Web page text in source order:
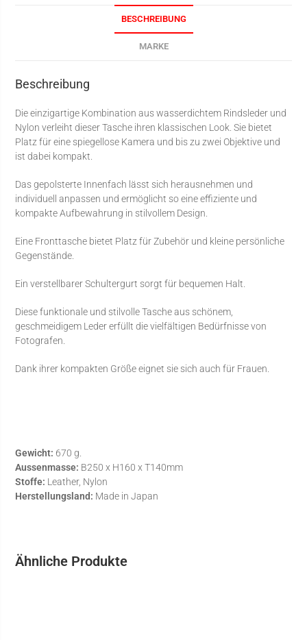
BESCHREIBUNG
MARKE
Beschreibung
Die einzigartige Kombination aus wasserdichtem Rindsleder und
Nylon verleiht dieser Tasche ihren klassischen Look. Sie bietet
Platz für eine spiegellose Kamera und bis zu zwei Objektive und
ist dabei kompakt.
Das gepolsterte Innenfach lässt sich herausnehmen und
individuell anpassen und ermöglicht so eine effiziente und
kompakte Aufbewahrung in stilvollem Design.
Eine Fronttasche bietet Platz für Zubehör und kleine persönliche
Gegenstände.
Ein verstellbarer Schultergurt sorgt für bequemen Halt.
Diese funktionale und stilvolle Tasche aus schönem,
geschmeidigem Leder erfüllt die vielfältigen Bedürfnisse von
Fotografen.
Dank ihrer kompakten Größe eignet sie sich auch für Frauen.
Gewicht: 670 g.
Aussenmasse: B250 x H160 x T140mm
Stoffe: Leather, Nylon
Herstellungsland: Made in Japan
Ähnliche Produkte